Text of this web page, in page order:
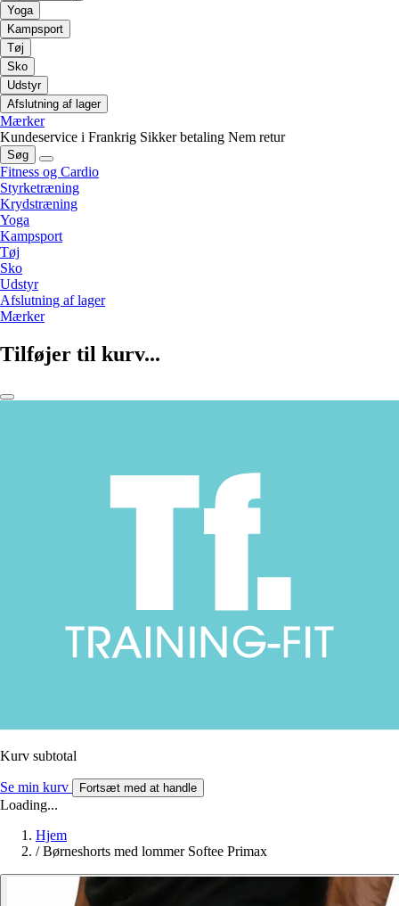
Yoga
Kampsport
Tøj
Sko
Udstyr
Afslutning af lager
Mærker
Kundeservice i Frankrig Sikker betaling Nem retur
Søg
Fitness og Cardio
Styrketræning
Krydstræning
Yoga
Kampsport
Tøj
Sko
Udstyr
Afslutning af lager
Mærker
Tilføjer til kurv...
Kurv subtotal
Se min kurv Fortsæt med at handle
Loading...
Hjem
/ Børneshorts med lommer Softee Primax